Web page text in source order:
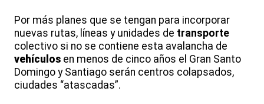
Por más planes que se tengan para incorporar
nuevas rutas, líneas y unidades de transporte
colectivo si no se contiene esta avalancha de
vehículos en menos de cinco años el Gran Santo
Domingo y Santiago serán centros colapsados,
ciudades “atascadas”.